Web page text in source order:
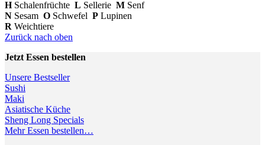
HSchalenfrüchte L Sellerie M Senf
N Sesam O Schwefel P Lupinen
R Weichtiere
Zurück nach oben
Jetzt Essen bestellen
Unsere Bestseller
Sushi
Maki
Asiatische Küche
Sheng Long Specials
Mehr Essen bestellen…